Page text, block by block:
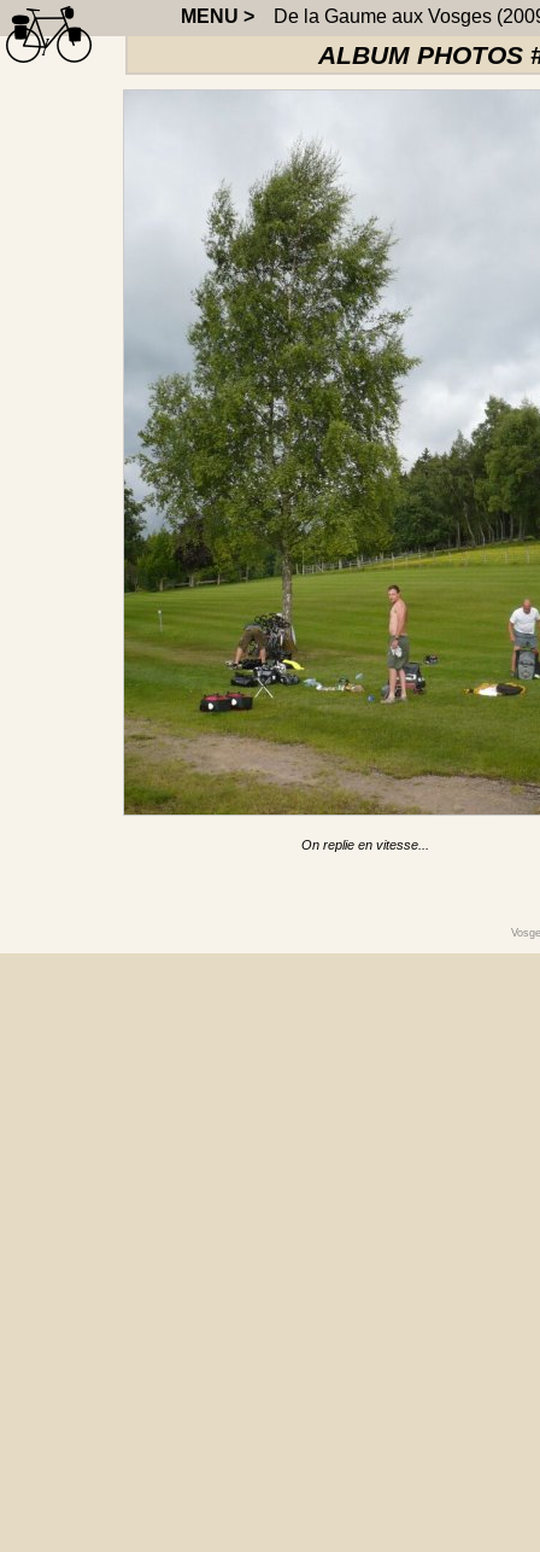
MENU >De la Gaume aux Vosges
ALBUM PHOTOS
On replie en vitesse...